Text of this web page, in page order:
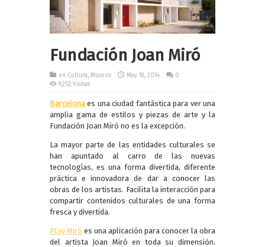
Fundación Joan Miró
en Cultura, Museos May 18, 2014
0
9,252 Visitas
Barcelona es una ciudad fantástica para ver una
amplia gama de estilos y piezas de arte y la
Fundación Joan Miró no es la excepción.
La mayor parte de las entidades culturales se
han apuntado al carro de las nuevas
tecnologías, es una forma divertida, diferente
práctica e innovadora de dar a conocer las
obras de los artistas. Facilita la interacción para
compartir contenidos culturales de una forma
fresca y divertida.
Play Miró es una aplicación para conocer la obra
del artista Joan Miró en toda su dimensión.